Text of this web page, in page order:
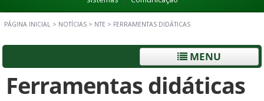
PÁGINA INICIAL > NOTÍCIAS > NTE > FERRAMENTAS DIDÁTICAS
MENU
Ferramentas didáticas